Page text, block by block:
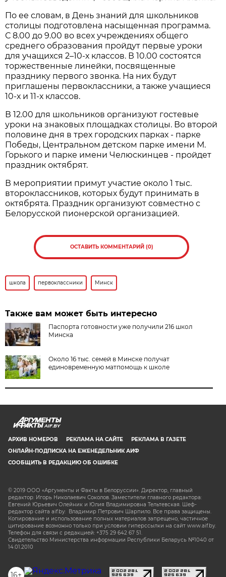
По ее словам, в День знаний для школьников
столицы подготовлена насыщенная программа.
С 8.00 до 9.00 во всех учреждениях общего
среднего образования пройдут первые уроки
для учащихся 2–10-х классов. В 10.00 состоятся
торжественные линейки, посвященные
празднику первого звонка. На них будут
приглашены первоклассники, а также учащиеся
10-х и 11-х классов.
В 12.00 для школьников организуют гостевые
уроки на знаковых площадках столицы. Во второй
половине дня в трех городских парках - парке
Победы, Центральном детском парке имени М.
Горького и парке имени Челюскинцев - пройдет
праздник октябрят.
В мероприятии примут участие около 1 тыс.
второклассников, которых будут принимать в
октябрята. Праздник организуют совместно с
Белорусской пионерской организацией.
ОСТАВИТЬ КОММЕНТАРИЙ (0)
школа первоклассники Минск
Также вам может быть интересно
Паспорта готовности уже получили 216 школ
Минска
Около 16 тыс. семей в Минске получат
единовременную матпомощь к школе
AIF.BY
АРХИВ НОМЕРОВ РЕКЛАМА НА САЙТЕ
РЕКЛАМА В ГАЗЕТЕ
ОНЛАЙН-ПОДПИСКА НА ЕЖЕНЕДЕЛЬНИК АИФ
СООБЩИТЬ В РЕДАКЦИЮ ОБ ОШИБКЕ
© 2019 ООО «Аргументы и Факты в Белоруссии». Директор, главный
редактор: Игорь Николаевич Соколов. Заместители главного редактора:
Евгений Юрьевич Олейник и Юлия Владимировна Тельтевская. Шеф-
редактор сайта aif.by: Владимир Петрович Шарпило. Все права защищены.
Копирование и использование полных материалов запрещено, частичное
цитирование возможно только при условии гиперссылки на сайт www.aif.by.
Телефон для связи с редакцией: +375 29 642 67 51.
Свидетельство Министерства информации Республики Беларусь №1040 от
14.01.2010
16+